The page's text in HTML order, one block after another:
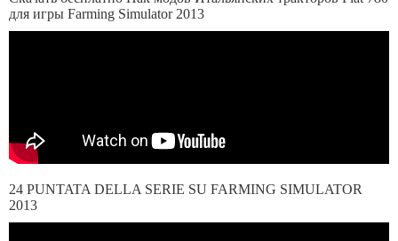
для игры Farming Simulator 2013
24 PUNTATA DELLA SERIE SU FARMING SIMULATOR
2013